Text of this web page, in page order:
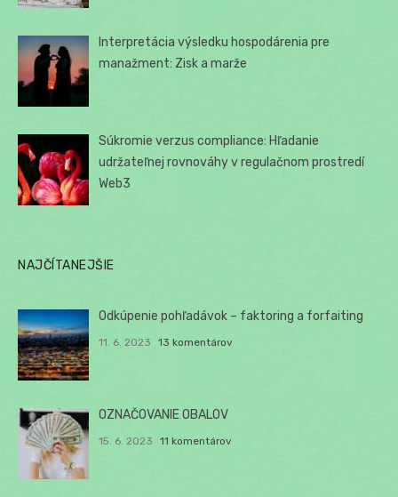
Interpretácia výsledku hospodárenia pre
manažment: Zisk a marže
Súkromie verzus compliance: Hľadanie
udržateľnej rovnováhy v regulačnom prostredí
Web3
NAJČÍTANEJŠIE
Odkúpenie pohľadávok – faktoring a forfaiting
11. 6. 2023 13 komentárov
OZNAČOVANIE OBALOV
15. 6. 2023 11 komentárov